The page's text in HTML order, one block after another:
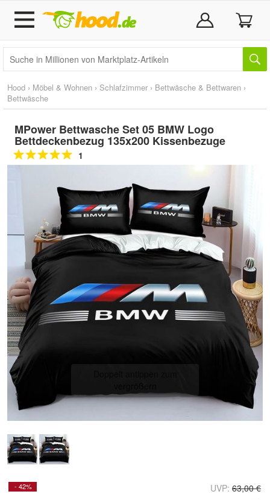
Hood › Möbel & Wohnen › Schlafzimmer › Bettwäsche & Bettwaren ›
Bettwäsche
MPower Bettwasche Set 05 BMW Logo
Bettdeckenbezug 135x200 Kissenbezuge
1
- 42% UVP: 63,00 €